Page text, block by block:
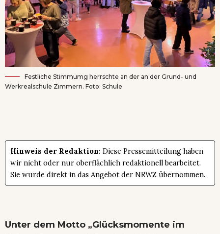
Festliche Stimmumg herrschte an der an der Grund- und
Werkrealschule Zimmern. Foto: Schule
Hinweis der Redaktion: Diese Pressemitteilung haben
wir nicht oder nur oberflächlich redaktionell bearbeitet.
Sie wurde direkt in das Angebot der NRWZ übernommen.
Unter dem Motto „Glücksmomente im